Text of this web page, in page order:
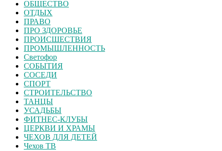
ОБЩЕСТВО
ОТДЫХ
ПРАВО
ПРО ЗДОРОВЬЕ
ПРОИСШЕСТВИЯ
ПРОМЫШЛЕННОСТЬ
Светофор
СОБЫТИЯ
СОСЕДИ
СПОРТ
СТРОИТЕЛЬСТВО
ТАНЦЫ
УСАДЬБЫ
ФИТНЕС-КЛУБЫ
ЦЕРКВИ И ХРАМЫ
ЧЕХОВ ДЛЯ ДЕТЕЙ
Чехов ТВ